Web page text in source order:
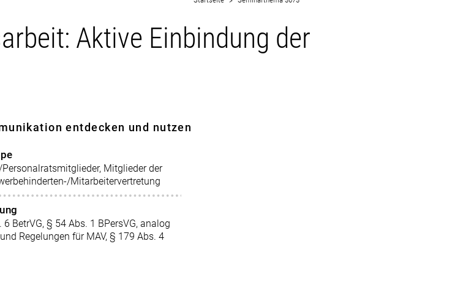
Aktive Einbindung der
entdecken und nutzen
Personalratsmitglieder, Mitglieder der
Mitarbeitervertretung
6 BetrVG, § 54 Abs. 1 BPersVG, analog
Regelungen für MAV, § 179 Abs. 4